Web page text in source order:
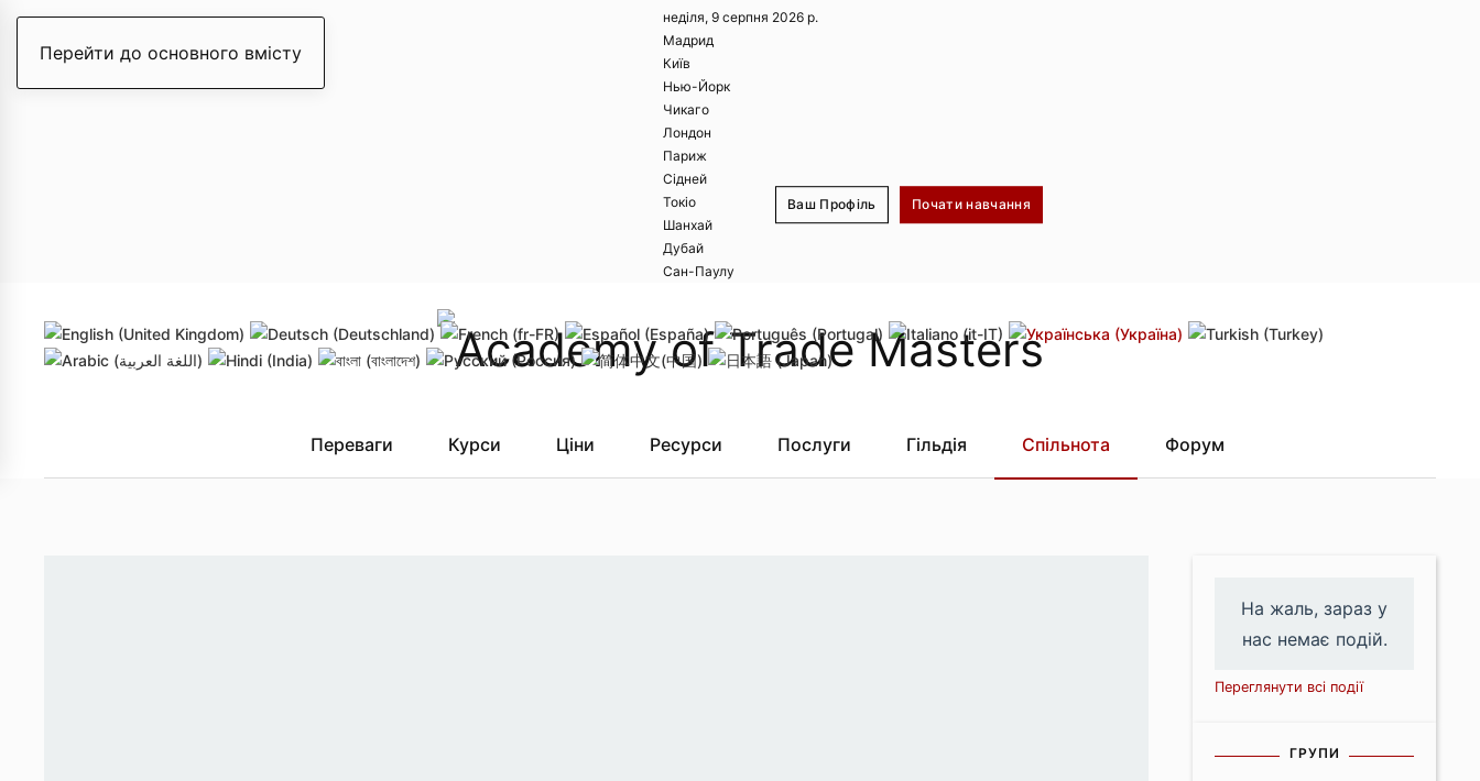
Перейти до основного вмісту
неділя, 9 серпня 2026 р.
Мадрид
Київ
Нью-Йорк
Чикаго
Лондон
Париж
Сідней
Токіо
Шанхай
Дубай
Сан-Паулу
Ваш Профіль Почати навчання
Забули логін Забули пароль Повторіть посилання активації
Переваги Курси Ціни Ресурси Послуги Гільдія Спільнота Форум
На жаль, зараз у
нас немає подій.
Переглянути всі події
ГРУПИ